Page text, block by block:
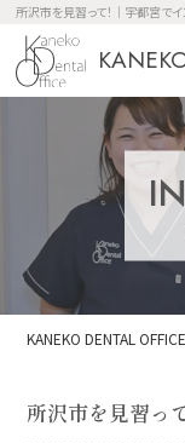
所沢市を見習って！｜宇都宮で
KANEKO DENTAL
所沢市を見習っ